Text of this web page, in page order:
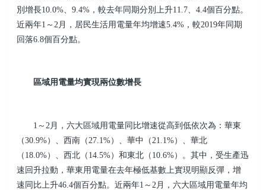
別增長10.0%、9.4%，較去年同期分別上升11.7、4.4個百分點。
近兩年1～2月，居民生活用電量年均增速5.4%，較2019年同期
回落6.8個百分點。
區域用電量均實現兩位數增長
1～2月，六大區域用電量同比增速從高到低依次為：華東
（30.9%）、西南（27.1%）、華中（21.1%）、華北
（18.0%）、西北（14.5%）和東北（10.6%）。其中，受生產迅
速回升拉動，華東用電量在去年極低基數上實現明顯反彈，增
速同比上升46.4個百分點。近兩年1～2月，六大區域用電量年均